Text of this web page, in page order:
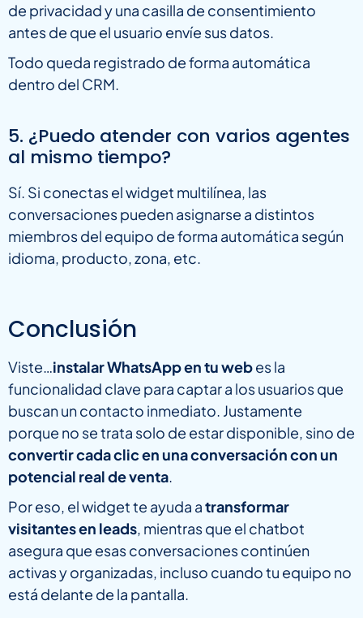
de privacidad y una casilla de consentimiento
antes de que el usuario envíe sus datos.
Todo queda registrado de forma automática
dentro del CRM.
5. ¿Puedo atender con varios agentes
al mismo tiempo?
Sí. Si conectas el widget multilínea, las
conversaciones pueden asignarse a distintos
miembros del equipo de forma automática según
idioma, producto, zona, etc.
Conclusión
Viste…instalar WhatsApp en tu webes la
funcionalidad clave para captar a los usuarios que
buscan un contacto inmediato. Justamente
porque no se trata solo de estar disponible, sino de
convertir cada clic en una conversación con un
potencial real de venta.
Por eso, el widget te ayuda atransformar
visitantes en leads, mientras que el chatbot
asegura que esas conversaciones continúen
activas y organizadas, incluso cuando tu equipo no
está delante de la pantalla.